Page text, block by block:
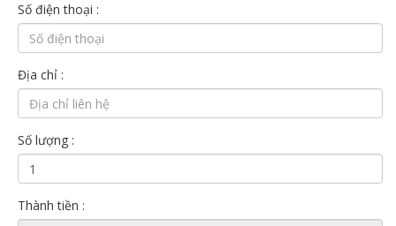
Số điện thoại :
Địa chỉ :
Số lượng :
Thành tiền :